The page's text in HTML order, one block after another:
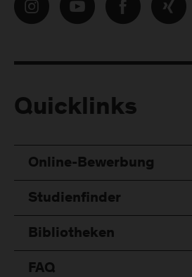
Quicklinks
Online-Bewerbung
Studienfinder
Bibliotheken
FAQ